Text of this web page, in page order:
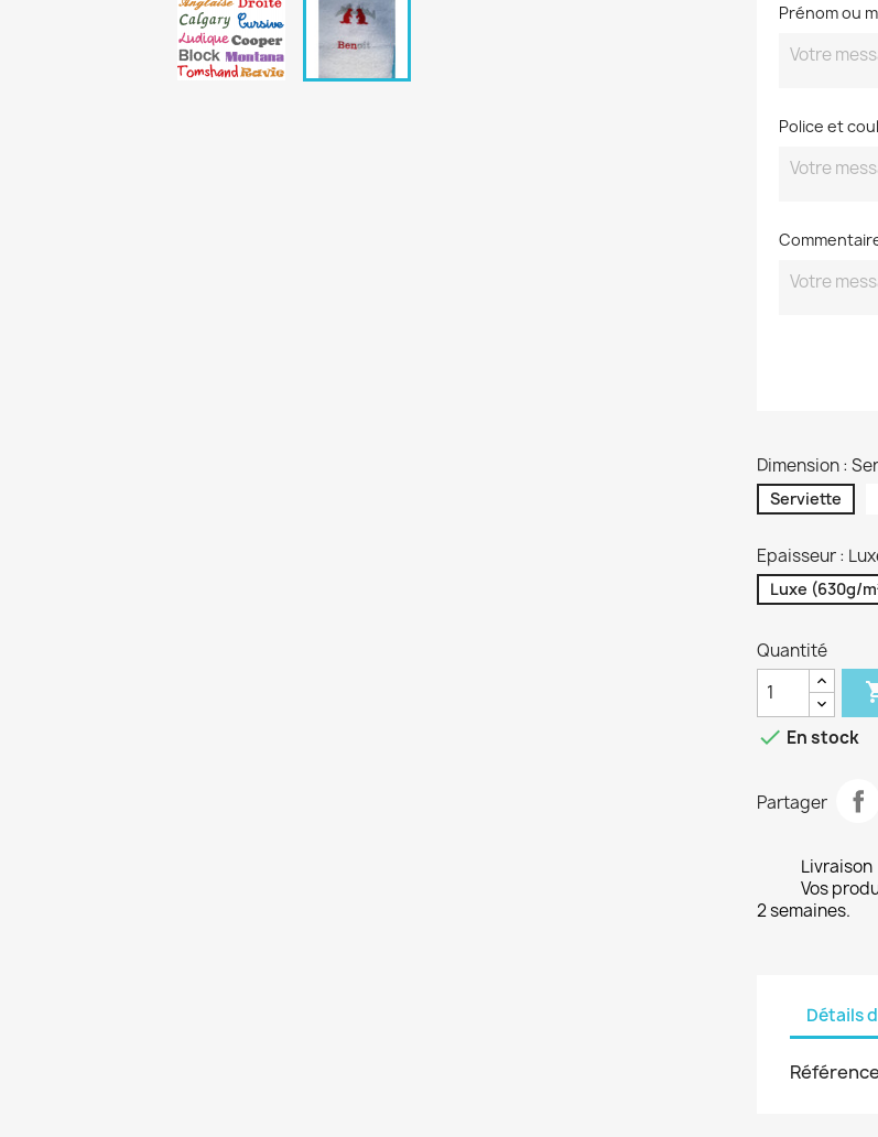
Prénom ou
Police et
Dimension :
Serviette
Epaisseur :
Luxe (630g/
Quantité
 En stock
Partager
Livraison
Vos
2 semaines.
Détails
Référence